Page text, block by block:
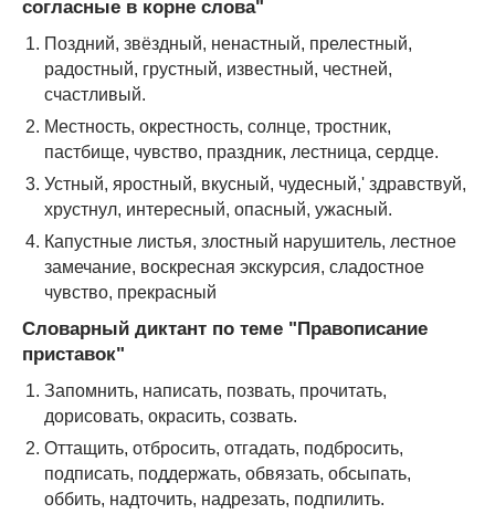
согласные в корне слова"
Поздний, звёздный, ненастный, прелестный,
радостный, грустный, известный, честней,
счастливый.
Местность, окрестность, солнце, тростник,
пастбище, чувство, праздник, лестница, сердце.
Устный, яростный, вкусный, чудесный,' здравствуй,
хрустнул, интересный, опасный, ужасный.
Капустные листья, злостный нарушитель, лестное
замечание, воскресная экскурсия, сладостное
чувство, прекрасный
Словарный диктант по теме "Правописание
приставок"
Запомнить, написать, позвать, прочитать,
дорисовать, окрасить, созвать.
Оттащить, отбросить, отгадать, подбросить,
подписать, поддержать, обвязать, обсыпать,
оббить, надточить, надрезать, подпилить.